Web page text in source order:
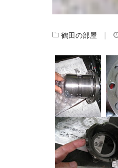
鶴田の部屋 |